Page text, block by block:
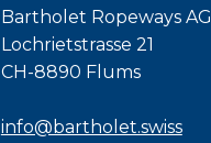
Bartholet Ropeways AG
Lochrietstrasse 21
CH-8890 Flums
info@bartholet.swiss